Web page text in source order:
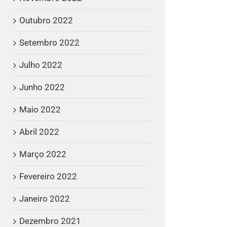
Outubro 2022
Setembro 2022
Julho 2022
Junho 2022
Maio 2022
Abril 2022
Março 2022
Fevereiro 2022
Janeiro 2022
Dezembro 2021